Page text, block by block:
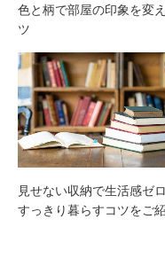
色と柄で部屋の印象を変
ツ
見せない収納で生活感ゼ
すっきり暮らすコツをご